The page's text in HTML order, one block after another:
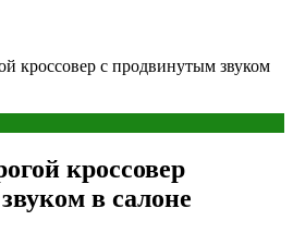
кроссовер с продвинутым звуком
кроссовер
в салоне